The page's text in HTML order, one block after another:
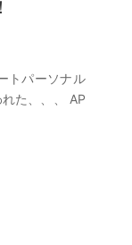
トパーソナル
た、、、 AP